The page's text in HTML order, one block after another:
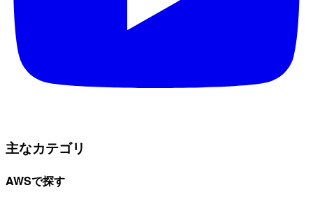
主なカテゴリ
AWSで探す